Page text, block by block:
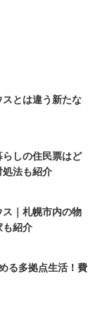
とは違う新たな
しの住民票はど
処法も紹介
｜札幌市内の物
も紹介
る多拠点生活！費